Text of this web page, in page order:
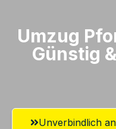
Umzug
Günstig
Unverbindlich